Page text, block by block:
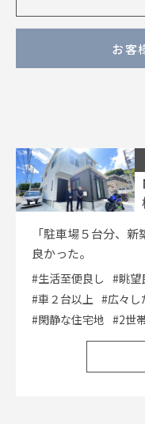
営業時間／10
お客
「駐車場５台分、
良かった。
#生活至便良し #眺望
#車２台以上 #広々し
#閑静な住宅地 #2世